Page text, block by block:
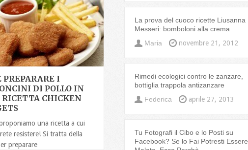
PREPARARE I
DI POLLO IN
RICETTA CHICKEN
una ricetta a cui
resistere! Si tratta della
preparare
La prova del cuoco ricette Liusanna
Messeri: bomboloni alla crema
Maria
novembre 21, 2012
Rimedi ecologici contro le zanzare,
bottiglia trappola antizanzare
Federica
aprile 27, 2013
Tu Fotografi il Cibo e lo Posti su
Facebook? Se lo Fai Potresti Essere